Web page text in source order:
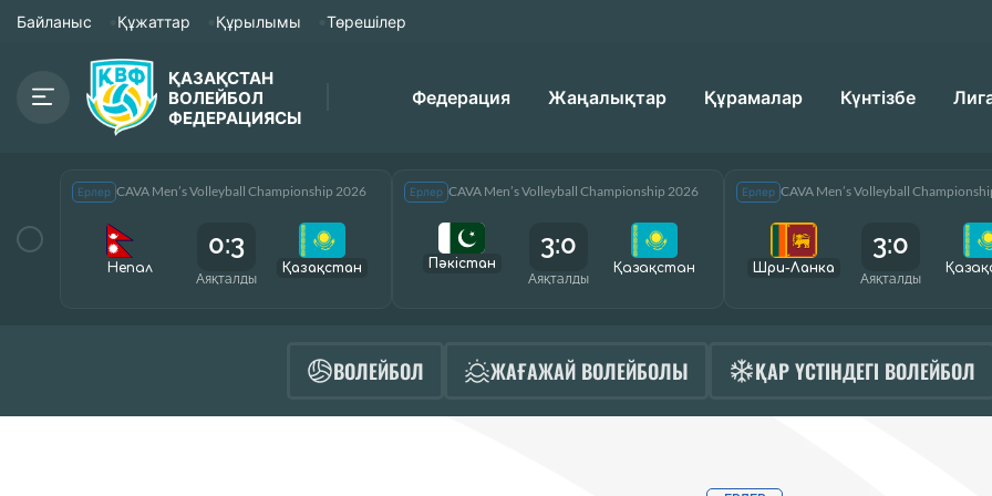
Байланыс Құжаттар Құрылымы Төрешілер
ҚАЗАҚСТАН
ВОЛЕЙБОЛ
ФЕДЕРАЦИЯСЫ
Федерация Жаңалықтар Құрамалар Күнтізбе
Ерлер CAVA Men’s Volleyball Championship 2026
Непал
0:3
Аяқталды
Қазақcтан
Ерлер CAVA Men’s Volleyball Championship 2026
Пәкістан
3:0
Аяқталды
Қазақcтан
Ерлер CAVA Men’s Volleyball
Шри-Ланка
3:0
Аяқталды
ВОЛЕЙБОЛ ЖАҒАЖАЙ ВОЛЕЙБОЛЫ ҚАР ҮСТІНДЕГІ ВОЛЕЙБОЛ